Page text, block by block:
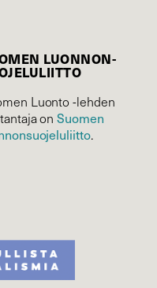
LUONNON­
Luonto -lehden
onSuomen
.